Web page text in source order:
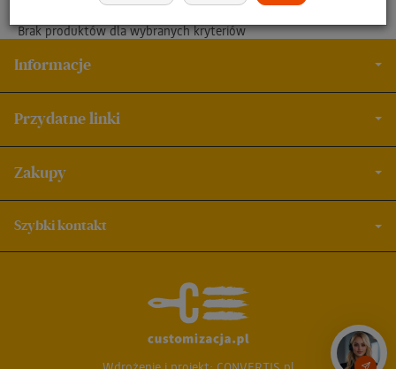
Brak produktów dla wybranych kryteriów
Informacje
Przydatne linki
Zakupy
Szybki kontakt